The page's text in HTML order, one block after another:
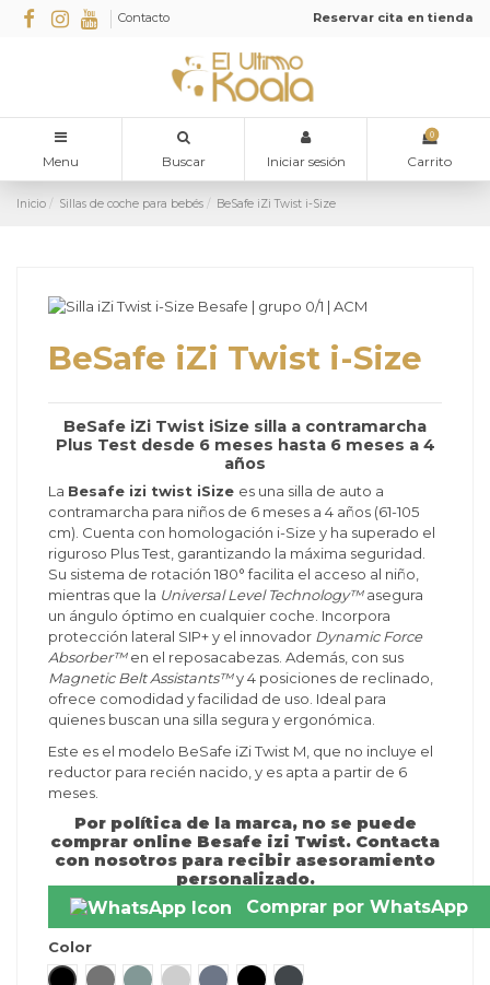
Contacto Reservar cita en tienda
Menu Buscar Iniciar sesión
0
Carrito
Inicio Sillas de coche para bebés BeSafe iZi Twist i-Size
BeSafe iZi Twist i-Size
BeSafe iZi Twist iSize silla a contramarcha
Plus Test desde 6 meses hasta 6 meses a 4
años
La Besafe izi twist iSize es una silla de auto a
contramarcha para niños de 6 meses a 4 años (61-105
cm). Cuenta con homologación i-Size y ha superado el
riguroso Plus Test, garantizando la máxima seguridad.
Su sistema de rotación 180° facilita el acceso al niño,
mientras que la Universal Level Technology™asegura
un ángulo óptimo en cualquier coche. Incorpora
protección lateral SIP+ y el innovador Dynamic Force
Absorber™en el reposacabezas. Además, con sus
Magnetic Belt Assistants™y 4 posiciones de reclinado,
ofrece comodidad y facilidad de uso. Ideal para
quienes buscan una silla segura y ergonómica.
Este es el modelo BeSafe iZi Twist M, que no incluye el
reductor para recién nacido, y es apta a partir de 6
meses.
Por política de la marca, no se puede
comprar online Besafe izi Twist. Contacta
con nosotros para recibir asesoramiento
personalizado.
Comprar por WhatsApp
Color
Fresh Black Cab – negro
Melànge Metallic - gris
Melànge Sea Green - verde claro
Peak Mesh - gris claro
Melange Cloud - Azul gris
Car Interior Black – negro
Antracite Mesh - Gris negro